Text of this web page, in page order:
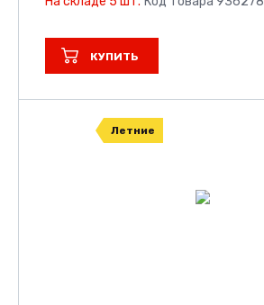
КУПИТЬ
Летние